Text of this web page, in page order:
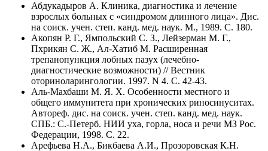
Абдукадыров А. Клиника, диагностика и лечение
взрослых больных с «синдромом длинного лица». Дис.
на соиск. учен. степ. канд. мед. наук. М., 1989. C. 180.
Акопян Р. Г., Ямпольский С. З., Лейзерман М. Г.,
Пхрикян С. Ж., Ал-Хатиб М. Расширенная
трепанопункция лобных пазух (лечебно-
диагностические возможности) // Вестник
оториноларингологии. 1997. N 4. C. 42-43.
Аль-Махбаши М. Я. Х. Особенности местного и
общего иммунитета при хронических риносинуситах.
Автореф. дис. на соиск. учен. степ. канд. мед. наук.
СПБ.: С.-Петерб. НИИ уха, горла, носа и речи МЗ Рос.
Федерации, 1998. C. 22.
Арефьева Н.А., Бикбаева А.И., Прозоровская К.Н.